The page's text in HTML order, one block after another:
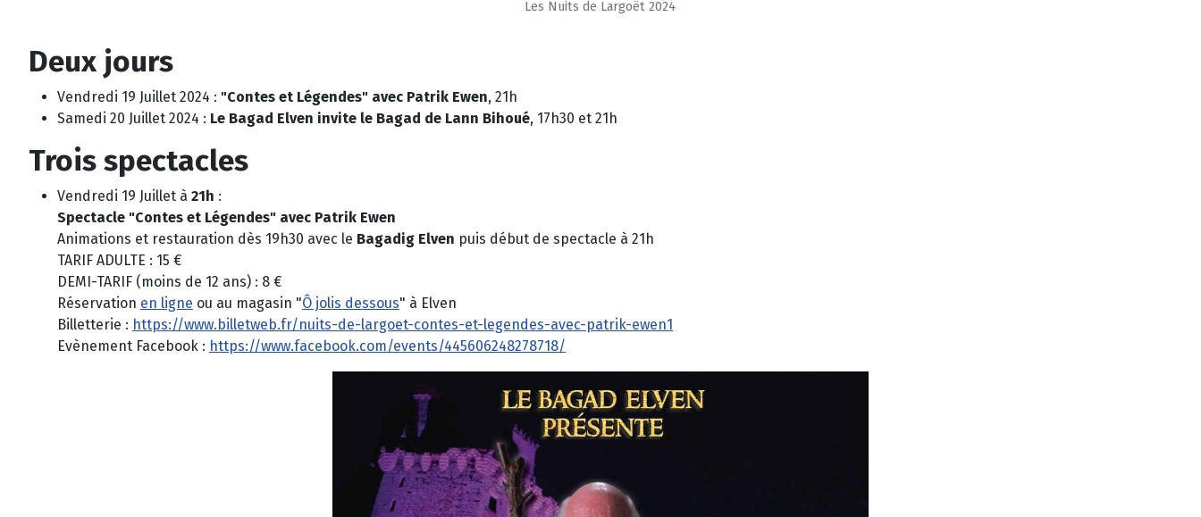
Les Nuits de Largoët 2024
Deux jours
Vendredi 19 Juillet 2024 : "Contes et Légendes" avec Patrik Ewen, 21h
Samedi 20 Juillet 2024 : Le Bagad Elven invite le Bagad de Lann Bihoué, 17h30 et 21h
Trois spectacles
Vendredi 19 Juillet à 21h :
Spectacle "Contes et Légendes" avec Patrik Ewen
Animations et restauration dès 19h30 avec le Bagadig Elven puis début de spectacle à 21h
TARIF ADULTE : 15 €
DEMI-TARIF (moins de 12 ans) : 8 €
Réservation en ligne ou au magasin "Ô jolis dessous" à Elven
Billetterie : https://www.billetweb.fr/nuits-de-largoet-contes-et-legendes-avec-patrik-ewen1
Evènement Facebook : https://www.facebook.com/events/445606248278718/